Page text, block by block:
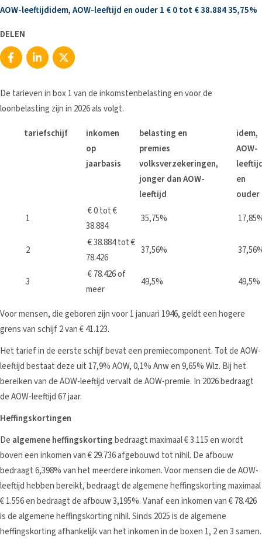
AOW-leeftijdidem, AOW-leeftijd en ouder 1 € 0 tot € 38.884 35,75%
DELEN
De tarieven in box 1 van de inkomstenbelasting en voor de
loonbelasting zijn in 2026 als volgt.
tariefschijf
inkomen
op
jaarbasis
belasting en
premies
volksverzekeringen,
jonger dan AOW-
leeftijd
idem,
AOW-
en
ouder
1
€ 0 tot €
38.884
35,75%
2
€ 38.884 tot €
78.426
37,56%
3
€ 78.426 of
meer
49,5% 49,5%
Voor mensen, die geboren zijn voor 1 januari 1946, geldt een hogere
grens van schijf 2 van € 41.123.
Het tarief in de eerste schijf bevat een premiecomponent. Tot de AOW-
leeftijd bestaat deze uit 17,9% AOW, 0,1% Anw en 9,65% Wlz. Bij het
bereiken van de AOW-leeftijd vervalt de AOW-premie. In 2026 bedraagt
de AOW-leeftijd 67 jaar.
Heffingskortingen
De algemene heffingskortingbedraagt maximaal € 3.115 en wordt
boven een inkomen van € 29.736 afgebouwd tot nihil. De afbouw
bedraagt 6,398% van het meerdere inkomen. Voor mensen die de AOW-
leeftijd hebben bereikt, bedraagt de algemene heffingskorting maximaal
€ 1.556 en bedraagt de afbouw 3,195%. Vanaf een inkomen van € 78.426
is de algemene heffingskorting nihil. Sinds 2025 is de algemene
heffingskorting afhankelijk van het inkomen in de boxen 1, 2 en 3 samen.